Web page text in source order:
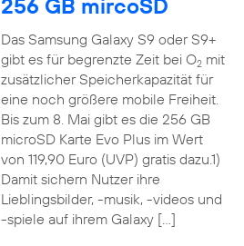
256 GB mircoSD
Das Samsung Galaxy S9 oder S9+
gibt es für begrenzte Zeit bei O2mit
zusätzlicher Speicherkapazität für
eine noch größere mobile Freiheit.
Bis zum 8. Mai gibt es die 256 GB
microSD Karte Evo Plus im Wert
von 119,90 Euro (UVP) gratis dazu.1)
Damit sichern Nutzer ihre
Lieblingsbilder, -musik, -videos und
-spiele auf ihrem Galaxy […]